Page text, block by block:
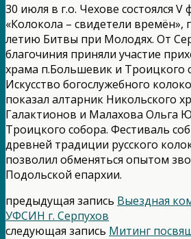
30 июля в г.о. Чехове состоялся V
«Колокола – свидетели
летию Битвы при Молодях. От
благочиния приняли участие
храма п.Большевик и Троицкого
Искусство богослужебного
показал алтарник Никольского
Галактионов и Малахова Ольга
Троицкого собора. Фестиваль
древней традиции русского
позволил обменяться опытом
Подольской епархии.
предыдущая запись Выездная
УФСИН г. Серпухов
следующая запись Митинг